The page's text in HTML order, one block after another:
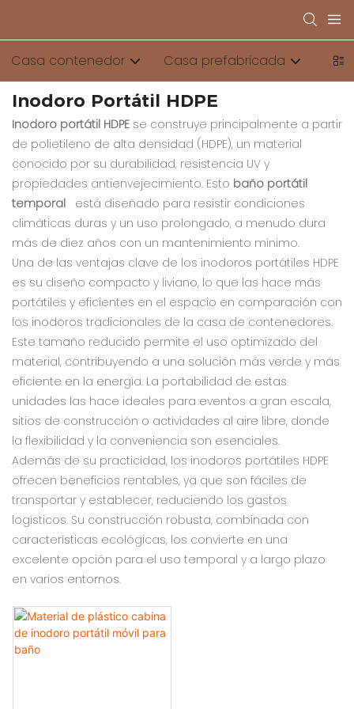
Casa contenedor Casa prefabricada
Inodoro Portátil HDPE
Inodoro portátil HDPE se construye principalmente a partir
de polietileno de alta densidad (HDPE), un material
conocido por su durabilidad, resistencia UV y
propiedades antienvejecimiento. Esto baño portátil
temporal
está diseñado para resistir condiciones
climáticas duras y un uso prolongado, a menudo dura
más de diez años con un mantenimiento mínimo.
Una de las ventajas clave de los inodoros portátiles HDPE
es su diseño compacto y liviano, lo que las hace más
portátiles y eficientes en el espacio en comparación con
los inodoros tradicionales de la casa de contenedores.
Este tamaño reducido permite el uso optimizado del
material, contribuyendo a una solución más verde y más
eficiente en la energía. La portabilidad de estas
unidades las hace ideales para eventos a gran escala,
sitios de construcción o actividades al aire libre, donde
la flexibilidad y la conveniencia son esenciales.
Además de su practicidad, los inodoros portátiles HDPE
ofrecen beneficios rentables, ya que son fáciles de
transportar y establecer, reduciendo los gastos
logísticos. Su construcción robusta, combinada con
características ecológicas, los convierte en una
excelente opción para el uso temporal y a largo plazo
en varios entornos.